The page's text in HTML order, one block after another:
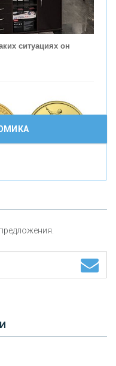
трендов в
- «Интервью»
ситуациях он